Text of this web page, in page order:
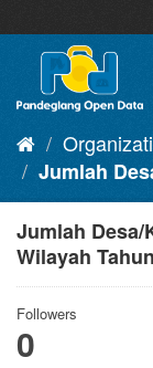
to
content
Jumlah
Jumlah Desa/
Wilayah
Followers
0